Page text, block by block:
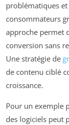
problématiques
consommateurs
approche permet
conversion sans
Une stratégie de
de contenu ciblé
croissance.
Pour un exemple
des logiciels peut